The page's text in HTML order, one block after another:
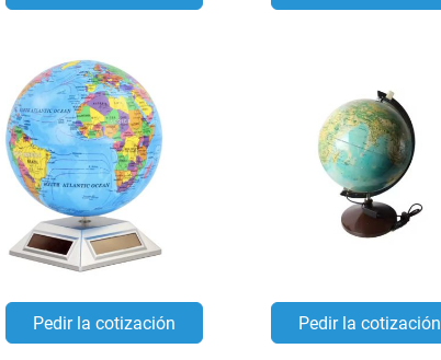
Pedir la cotización Pedir la cotización